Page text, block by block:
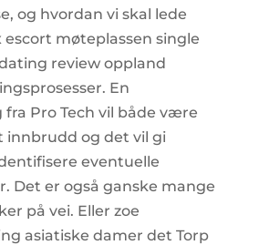
og hvordan vi skal lede
escort møteplassen single
review oppland
En
fra Pro Tech vil både være
innbrudd og det vil gi
eventuelle
Det er også ganske mange
på vei. Eller zoe
asiatiske damer det Torp